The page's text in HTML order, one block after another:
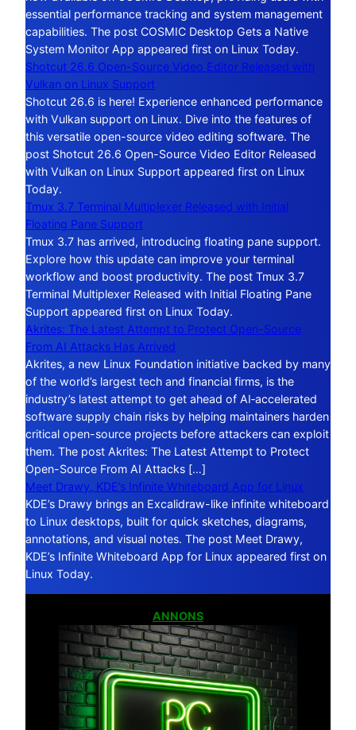
essential performance tracking and system management
capabilities. The post COSMIC Desktop Gets a Native
System Monitor App appeared first on Linux Today.
Shotcut 26.6 Open-Source Video Editor Released with
Vulkan on Linux Support
Shotcut 26.6 is here! Experience enhanced performance
with Vulkan support on Linux. Dive into the features of
this versatile open-source video editing software. The
post Shotcut 26.6 Open-Source Video Editor Released
with Vulkan on Linux Support appeared first on Linux
Today.
Tmux 3.7 Terminal Multiplexer Released with Initial
Floating Pane Support
Tmux 3.7 has arrived, introducing floating pane support.
Explore how this update can improve your terminal
workflow and boost productivity. The post Tmux 3.7
Terminal Multiplexer Released with Initial Floating Pane
Support appeared first on Linux Today.
Akrites: The Latest Attempt to Protect Open-Source
From AI Attacks Has Arrived
Akrites, a new Linux Foundation initiative backed by many
of the world’s largest tech and financial firms, is the
industry’s latest attempt to get ahead of AI‑accelerated
software supply chain risks by helping maintainers harden
critical open-source projects before attackers can exploit
them. The post Akrites: The Latest Attempt to Protect
Open-Source From AI Attacks […]
Meet Drawy, KDE’s Infinite Whiteboard App for Linux
KDE’s Drawy brings an Excalidraw-like infinite whiteboard
to Linux desktops, built for quick sketches, diagrams,
annotations, and visual notes. The post Meet Drawy,
KDE’s Infinite Whiteboard App for Linux appeared first on
Linux Today.
ANNONS